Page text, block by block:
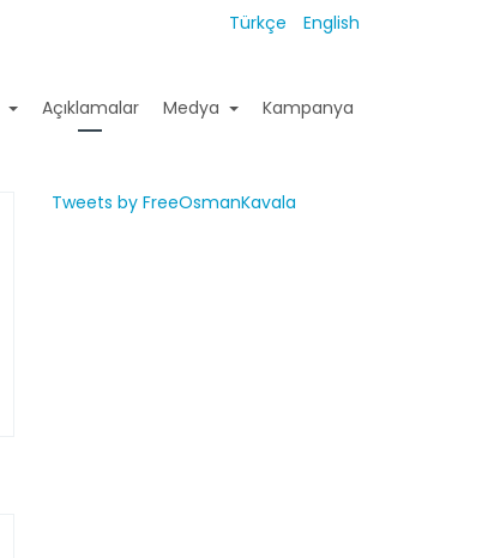
Türkçe English
Açıklamalar Medya Kampanya
Tweets by FreeOsmanKavala